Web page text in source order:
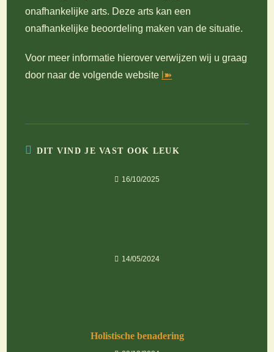
onafhankelijke arts. Deze arts kan een
onafhankelijke beoordeling maken van de situatie.
Voor meer informatie hierover verwijzen wij u graag
door naar de volgende website l➽
DIT VIND JE VAST OOK LEUK
16/10/2025
14/05/2024
Holistische benadering